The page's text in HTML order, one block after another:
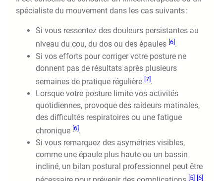
spécialiste du mouvement dans les cas suivants :
Si vous ressentez des douleurs persistantes au
niveau du cou, du dos ou des épaules [6].
Si vos efforts pour corriger votre posture ne
donnent pas de résultats après plusieurs
semaines de pratique régulière [7].
Lorsque votre posture limite vos activités
quotidiennes, provoque des raideurs matinales,
des difficultés respiratoires ou une fatigue
chronique [6] .
Si vous remarquez des asymétries visibles,
comme une épaule plus haute ou un bassin
incliné, un bilan postural professionnel peut être
[5] [6]